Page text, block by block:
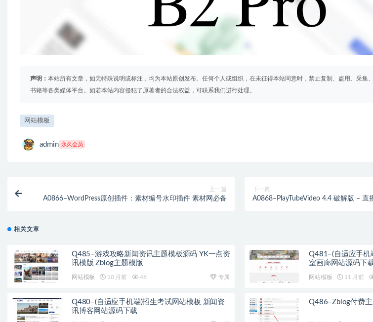
声明： 本站所有文章，如无特殊说明或标注，均为本站原创发布。任何个人或组织，在未征得本站同意时，禁止复制、盗用、采集
书籍等各类媒体平台。如若本站内容侵犯了原著者的合法权益，可联系我们进行处理。
网站模板
admin 永久会员
上一篇
A0866–WordPress原创插件：素材编号水印插件 素材网必备
下一篇
A0868–PlayTubeVideo 4.4 破解版 – 直
相关文章
Q485–游戏攻略新闻资讯主题模板源码 YK一点资
讯模版 Zblog主题模版
网站模板 10 月前 46 专属
Q481–(自适应手机
室画廊网站源码下
网站模板 11 月前
Q480–(自适应手机端)招生考试网站模板 新闻资
讯博客网站源码下载
Q486–Zblog付费